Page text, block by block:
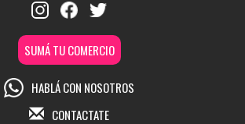
SUMÁ TU COMERCIO
HABLÁ CON NOSOTROS
CONTACTATE